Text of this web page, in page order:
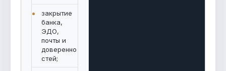
закрытие
банка,
ЭДО,
почты и
доверенно
стей;